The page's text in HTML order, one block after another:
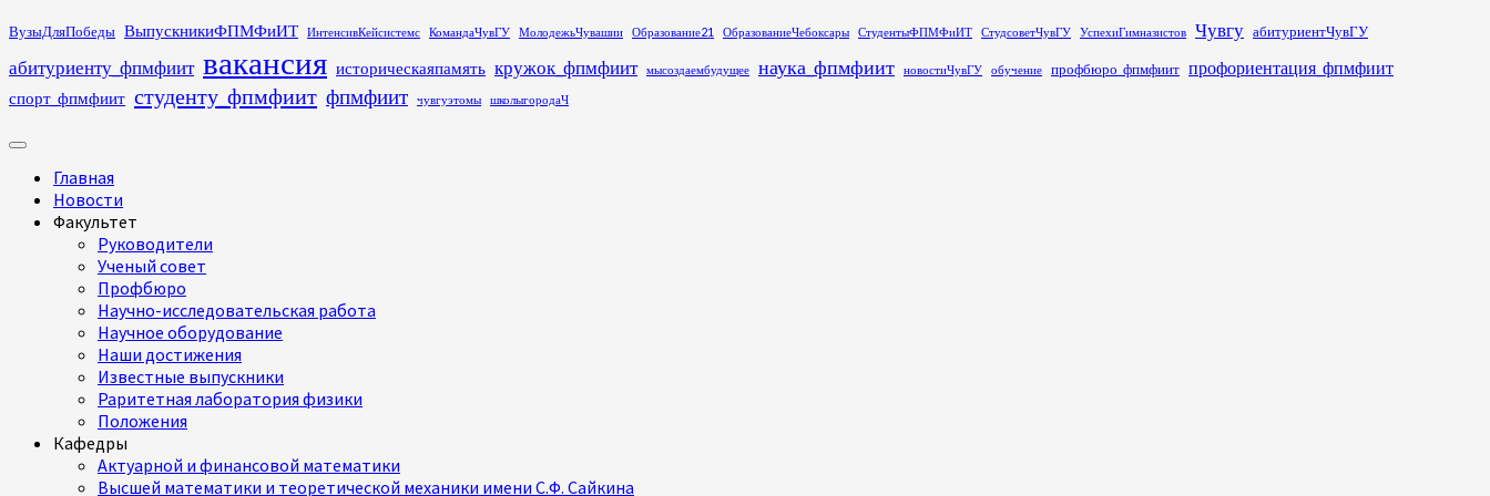
Перейти
содержимому
ВузыДляПобеды ВыпускникиФПМФиИТ ИнтенсивКейсистемс КомандаЧувГУ МолодежьЧувашии Образование21 ОбразованиеЧебоксары СтудентыФПМФиИТ СтудсоветЧувГУ УспехиГимназистов Чувгу абитуриентЧувГУ
абитуриенту_фпмфиит вакансия историческаяпамять кружок_фпмфиит мысоздаембудущее наука_фпмфиит новостиЧувГУ обучение профбюро_фпмфиит профориентация_фпмфиит
спорт_фпмфиит студенту_фпмфиит фпмфиит чувгуэтомы школыгородаЧ
Основное
Главная
Новости
Факультет
Руководители
Ученый совет
Профбюро
Научно-исследовательская работа
Научное оборудование
Наши достижения
Известные выпускники
Раритетная лаборатория физики
Положения
Кафедры
Актуарной и финансовой математики
Высшей математики и теоретической механики имени С.Ф. Сайкина